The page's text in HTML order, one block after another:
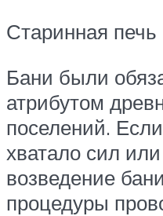
Старинная печь
Бани были
атрибутом
поселений.
хватало сил
возведение
процедуры